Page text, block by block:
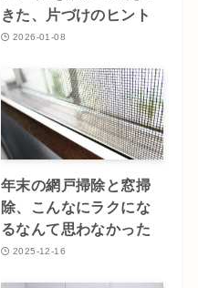
きた、片づけのヒント
2026-01-08
年末の網戸掃除と窓掃
除、こんなにラクにな
るなんて思わなかった
2025-12-16